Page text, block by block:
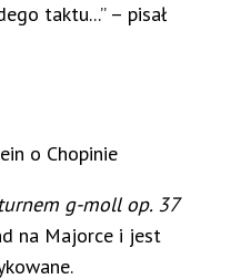
taktu...” – pisał
o Chopinie
g-moll op. 37
na Majorce i jest